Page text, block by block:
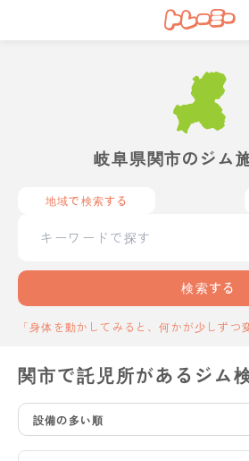
岐阜県関市のジム
地域で検索する
検索する
「身体を動かしてみると、何かが少しずつ
関市で託児所があるジム
設備の多い順